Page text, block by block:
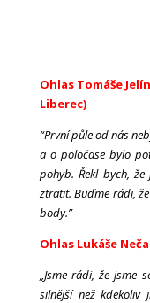
Ohlas Tomáše
Liberec)
“První půle od nás
a o poločase bylo
pohyb. Řekl bych,
ztratit. Buďme rádi,
body.”
Ohlas Lukáše
„Jsme rádi, že jsme
silnější než kdekoliv